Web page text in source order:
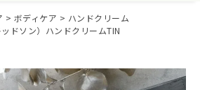
ボディケア
ハンドクリーム
ドソン）ハンドクリームTIN